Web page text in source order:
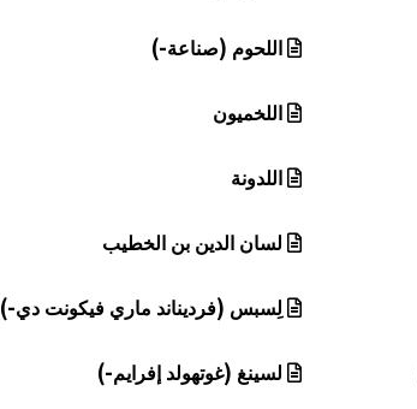
اللحوم (صناعة-)
اللخميون
اللدونة
لسان الدين بن الخطيب
لِسبس (فرديناند ماري فيكونت دي-)
لسينغ (غوتهولد إفرايم-)